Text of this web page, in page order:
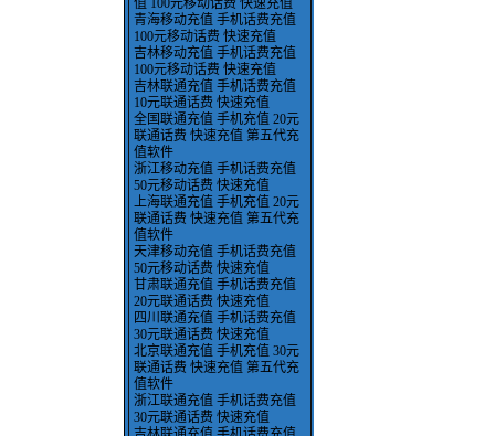
值 100元移动话费 快速充值
青海移动充值 手机话费充值
100元移动话费 快速充值
吉林移动充值 手机话费充值
100元移动话费 快速充值
吉林联通充值 手机话费充值
10元联通话费 快速充值
全国联通充值 手机充值 20元
联通话费 快速充值 第五代充
值软件
浙江移动充值 手机话费充值
50元移动话费 快速充值
上海联通充值 手机充值 20元
联通话费 快速充值 第五代充
值软件
天津移动充值 手机话费充值
50元移动话费 快速充值
甘肃联通充值 手机话费充值
20元联通话费 快速充值
四川联通充值 手机话费充值
30元联通话费 快速充值
北京联通充值 手机充值 30元
联通话费 快速充值 第五代充
值软件
浙江联通充值 手机话费充值
30元联通话费 快速充值